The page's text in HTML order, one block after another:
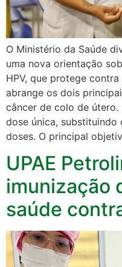
O Ministério da Saúde
uma nova orientação
HPV, que protege
abrange os dois
câncer de colo de
dose única, substituindo
doses. O principal
UPAE
imunização
saúde